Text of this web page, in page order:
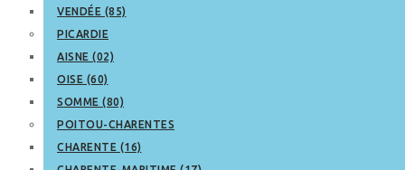
VENDÉE (85)
PICARDIE
AISNE (02)
OISE (60)
SOMME (80)
POITOU-CHARENTES
CHARENTE (16)